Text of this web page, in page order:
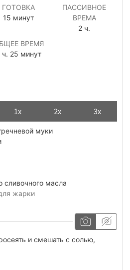
ГОТОВКА
15 минуты
минут
ПАССИВНОЕ
ВРЕМА
2часов
ч.
ВРЕМЯ
ч. 25минуты
минут
1x 2x 3x
муки
сливочного масла
жарки
и смешать с солью,